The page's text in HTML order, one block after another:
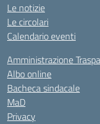
Le notizie
Le circolari
Calendario eventi
Amministrazione
Albo online
Bacheca sindacale
MaD
Privacy